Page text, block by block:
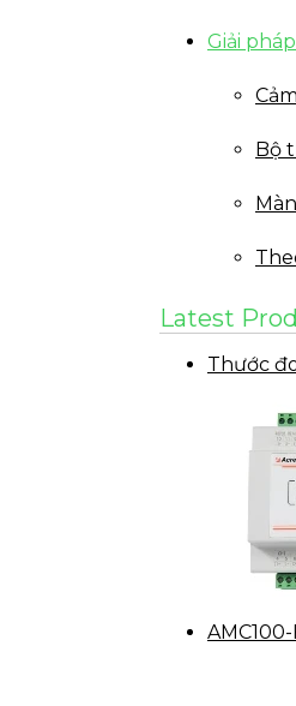
Giải
Bộ
Latest
Thước